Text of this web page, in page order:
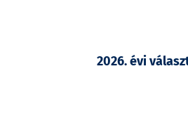
2026. évi